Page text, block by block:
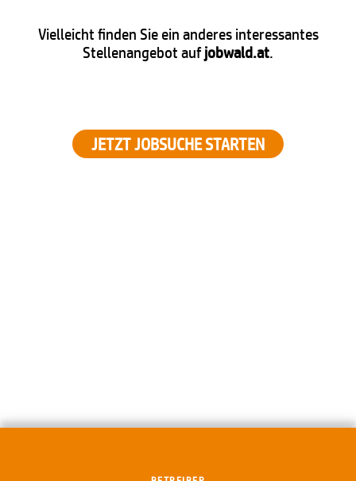
Vielleicht finden Sie ein anderes interessantes
Stellenangebot aufjobwald.at.
JETZT JOBSUCHE STARTEN